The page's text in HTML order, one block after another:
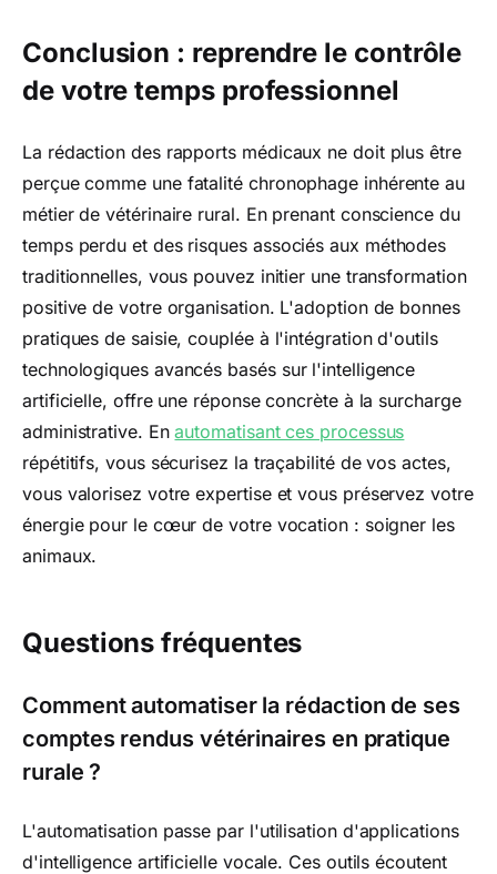
Conclusion : reprendre le contrôle
de votre temps professionnel
La rédaction des rapports médicaux ne doit plus être
perçue comme une fatalité chronophage inhérente au
métier de vétérinaire rural. En prenant conscience du
temps perdu et des risques associés aux méthodes
traditionnelles, vous pouvez initier une transformation
positive de votre organisation. L'adoption de bonnes
pratiques de saisie, couplée à l'intégration d'outils
technologiques avancés basés sur l'intelligence
artificielle, offre une réponse concrète à la surcharge
administrative. Enautomatisant ces processus
répétitifs, vous sécurisez la traçabilité de vos actes,
vous valorisez votre expertise et vous préservez votre
énergie pour le cœur de votre vocation : soigner les
animaux.
Questions fréquentes
Comment automatiser la rédaction de ses
comptes rendus vétérinaires en pratique
rurale ?
L'automatisation passe par l'utilisation d'applications
d'intelligence artificielle vocale. Ces outils écoutent